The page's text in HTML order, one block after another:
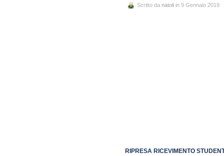
Scritto da natoli in 9 Gennaio 2019
RIPRESA RICEVIMENTO